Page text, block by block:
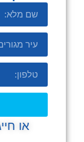
או